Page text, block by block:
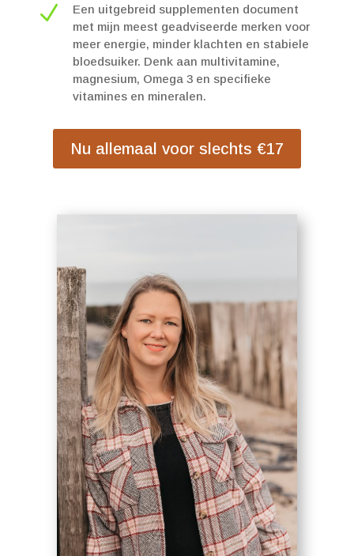
N
Een uitgebreid supplementen document
met mijn meest geadviseerde merken voor
meer energie, minder klachten en stabiele
bloedsuiker. Denk aan multivitamine,
magnesium, Omega 3 en specifieke
vitamines en mineralen.
Nu allemaal voor slechts €17